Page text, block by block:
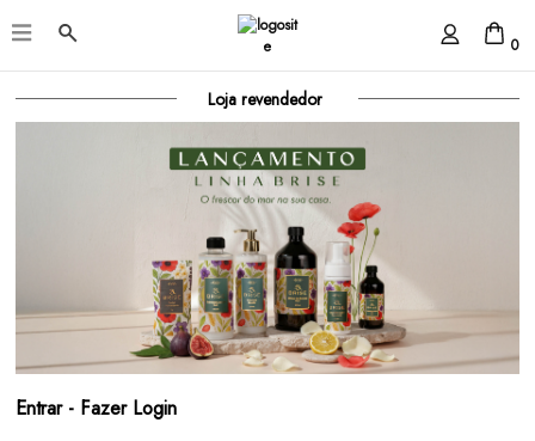
0
Loja revendedor
Entrar - Fazer Login